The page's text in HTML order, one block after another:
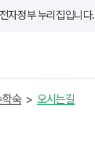
자정부 누리집입니다.
학숙 > 오시는길